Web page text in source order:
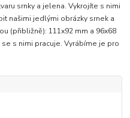
srnky a jelena. Vykrojíte s nimi
našimi jedlými obrázky srnek a
(přibližně): 111x92 mm a 96x68
s nimi pracuje. Vyrábíme je pro